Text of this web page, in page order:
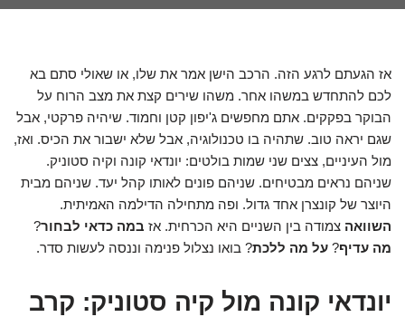
אז הגעתם לרגע הזה. הרכב הישן אמר את שלו, או שאולי סתם בא
לכם להתחדש במשהו אחר. משהו שירים קצת את מצב הרוח על
הבוקר בפקקים. אתם מחפשים ג'יפון קטן וחמוד. שיהיה פרקטי, אבל
שגם יראה טוב. שתהיה בו טכנולוגיה, אבל שלא ישבור את הכיס. ואז,
מול העיניים, צצים שני שמות בולטים: יונדאי קונה וקיה סטוניק.
שניהם נראים מבטיחים. שניהם פונים לאותו קהל יעד. שניהם מבית
היוצר של קונצרן אחד גדול. ופה מתחילה הדילמה האמיתית.
השוואה צמודה בין השניים היא הכרחית. אז במה כדאי לבחור?
מה עדיף? על מה ללכת? בואו נצלול פנימה וננסה לעשות סדר.
יונדאי קונה מול קיה סטוניק: קרב